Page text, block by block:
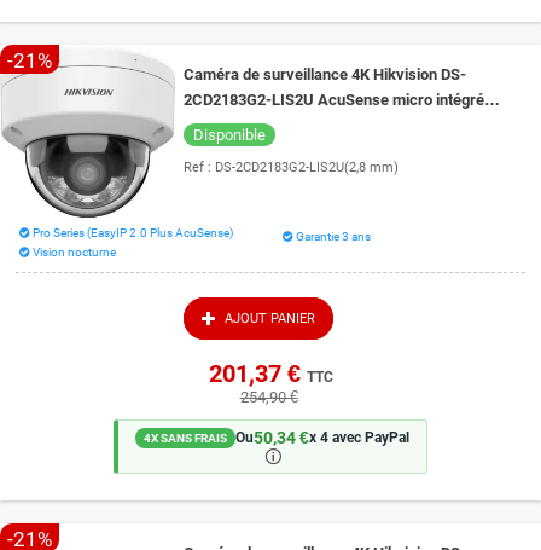
-21%
Caméra de surveillance 4K Hikvision DS-
2CD2183G2-LIS2U AcuSense micro intégré
vision de nuit couleur 30 mètres
Disponible
Ref : DS-2CD2183G2-LIS2U(2,8 mm)
Pro Series (EasyIP 2.0 Plus AcuSense)
Vision nocturne
Garantie 3 ans
AJOUT PANIER
201,37 € TTC
254,90 €
4X SANS FRAIS Ou50,34 €x 4 avec PayPal
🛈
-21%